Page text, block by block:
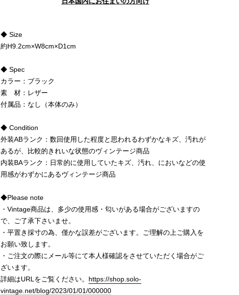
◆ Size
約H9.2cm×W8cm×D1cm
◆ Spec
カラー：ブラック
素 材：レザー
付属品：なし（本体のみ）
◆ Condition
外装ABランク：数回使用した程度と思われるわずかなキズ、汚れが
あるが、比較的きれいな状態のヴィンテージ商品
内装BAランク：日常的に使用していたキズ、汚れ、においなどの使
用感がわずかにあるヴィンテージ商品
◆Please note
・Vintage商品は、多少の使用感・匂いがある場合がございますの
で、ご了承下さいませ。
・平置き採寸の為、僅かな誤差がございます。ご理解の上ご購入を
お願い致します。
・ご注文の際にメール等にて本人様確認をさせていただく場合がご
ざいます。
詳細はURLをご覧ください。 https://shop.solo-
vintage.net/blog/2023/01/01/000000